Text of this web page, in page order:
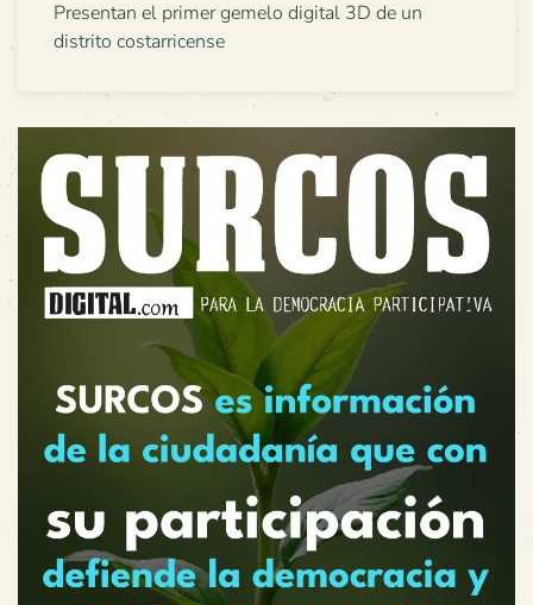
Presentan el primer gemelo digital 3D de un
distrito costarricense